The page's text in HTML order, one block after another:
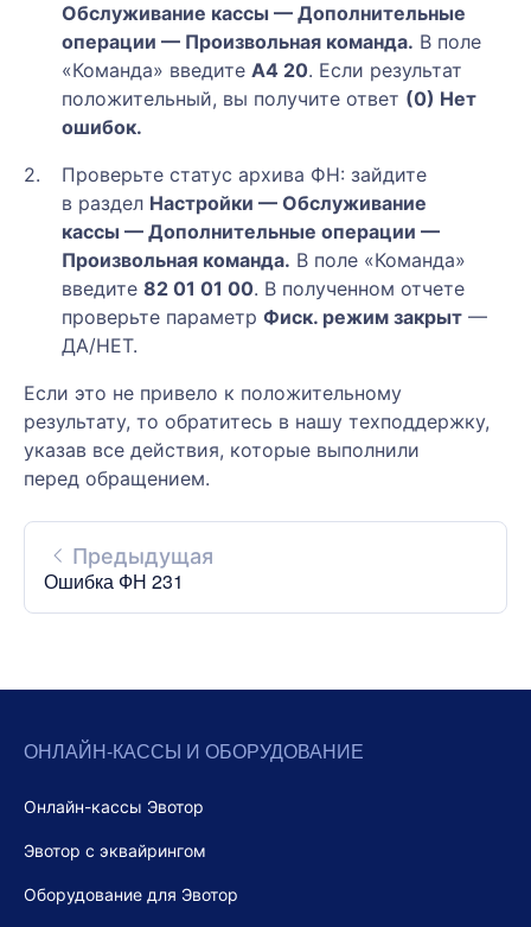
Обслуживание кассы — Дополнительные
операции — Произвольная команда. В поле
«Команда» введите А4 20. Если результат
положительный, вы получите ответ (0) Нет
ошибок.
Проверьте статус архива ФН: зайдите
в раздел Настройки — Обслуживание
кассы — Дополнительные операции —
Произвольная команда. В поле «Команда»
введите 82 01 01 00. В полученном отчете
проверьте параметр Фиск. режим закрыт —
ДА/НЕТ.
Если это не привело к положительному
результату, то обратитесь в нашу техподдержку,
указав все действия, которые выполнили
перед обращением.
Предыдущая
Ошибка ФН 231
ОНЛАЙН-КАССЫ И ОБОРУДОВАНИЕ
Онлайн-кассы Эвотор
Эвотор с эквайрингом
Оборудование для Эвотор